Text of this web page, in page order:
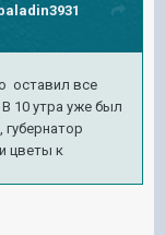
оставил все
10 утра уже был
цветы к